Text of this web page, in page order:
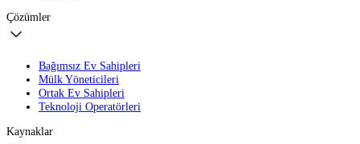
Çözümler
Bağımsız Ev Sahipleri
Mülk Yöneticileri
Ortak Ev Sahipleri
Teknoloji Operatörleri
Kaynaklar